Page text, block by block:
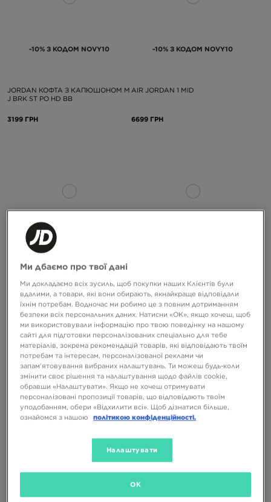
-10% З КОДОМ NOVY10
JORDAN КОФТА З КАПЮШОНОМ M
J BRK ST PO HD BB
3199 ГРН
-10% З КОДОМ NOVY10
AIR JORDAN 1 MID
6699 ГРН
-10% З КОДОМ NOVY10
AIR JORDAN 1 LOW
6399 ГРН
AIR JORDAN 1 LOW
6399 ГРН
-10% З КОДОМ NOVY10 -10% З КОДОМ NOVY10
Ми дбаємо про твої дані
Ми докладаємо всіх зусиль, щоб покупки наших Клієнтів були
вдалими, а товари, які вони обирають, якнайкраще відповідали
їхнім потребам. Водночас ми робимо це з повним дотриманням
безпеки всіх персональних даних. Натисни «OK», якщо хочеш, щоб
ми використовували інформацію про твою поведінку на нашому
сайті для підготовки персоналізованих спеціально для тебе
матеріалів, зокрема рекомендацій товарів, які відповідають твоїм
потребам та інтересам, персоналізованої реклами чи
запам’ятовування вибраних налаштувань. Ти можеш будь-коли
змінити своє рішення та налаштування щодо файлів cookie,
обравши «Налаштувати». Якщо не хочеш отримувати
персоналізовані пропозиції товарів, що відповідають твоїм
уподобанням, обери «Відхилити всі». Щоб дізнатися більше,
ознайомся з нашою
політикою конфіденційності.
Налаштувати
OK